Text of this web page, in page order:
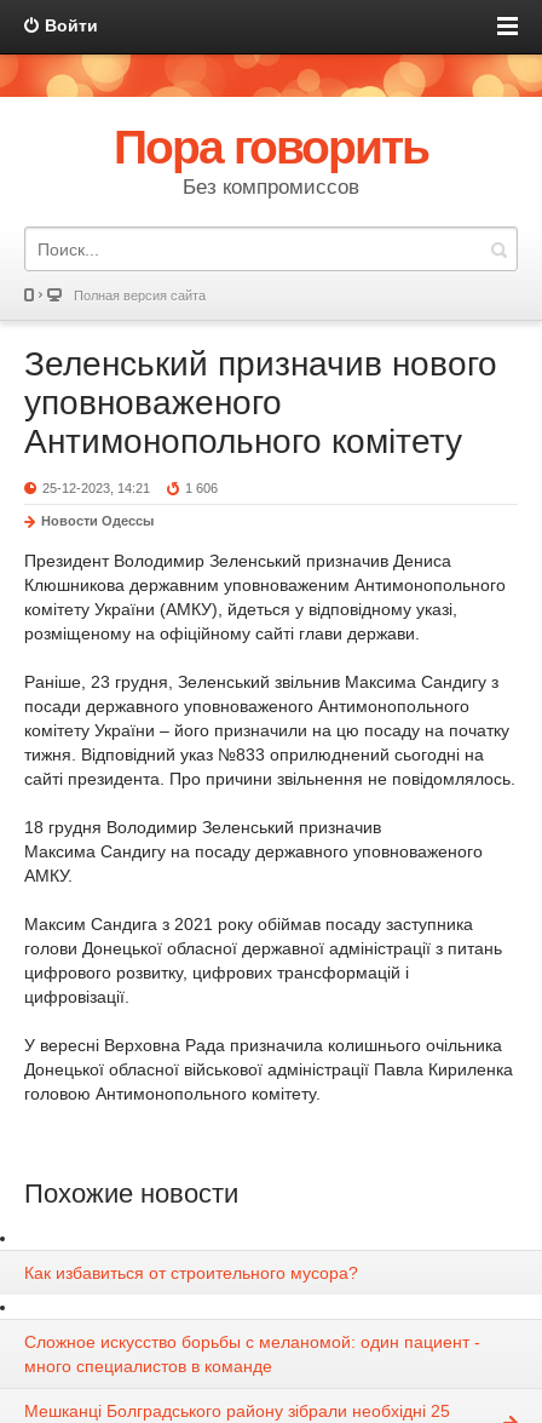
Войти
Пора говорить
Без компромиссов
Полная версия сайта
Зеленський призначив нового
уповноваженого
Антимонопольного комітету
25-12-2023, 14:21 1 606
Новости Одессы
Президент Володимир Зеленський призначив Дениса
Клюшникова державним уповноваженим Антимонопольного
комітету України (АМКУ), йдеться у відповідному указі,
розміщеному на офіційному сайті глави держави.
Раніше, 23 грудня, Зеленський звільнив Максима Сандигу з
посади державного уповноваженого Антимонопольного
комітету України – його призначили на цю посаду на початку
тижня. Відповідний указ №833 оприлюднений сьогодні на
сайті президента. Про причини звільнення не повідомлялось.
18 грудня Володимир Зеленський призначив
Максима Сандигу на посаду державного уповноваженого
АМКУ.
Максим Сандига з 2021 року обіймав посаду заступника
голови Донецької обласної державної адміністрації з питань
цифрового розвитку, цифрових трансформацій і
цифровізації.
У вересні Верховна Рада призначила колишнього очільника
Донецької обласної військової адміністрації Павла Кириленка
головою Антимонопольного комітету.
Похожие новости
Как избавиться от строительного мусора?
Сложное искусство борьбы с меланомой: один пациент -
много специалистов в команде
Мешканці Болградського району зібрали необхідні 25